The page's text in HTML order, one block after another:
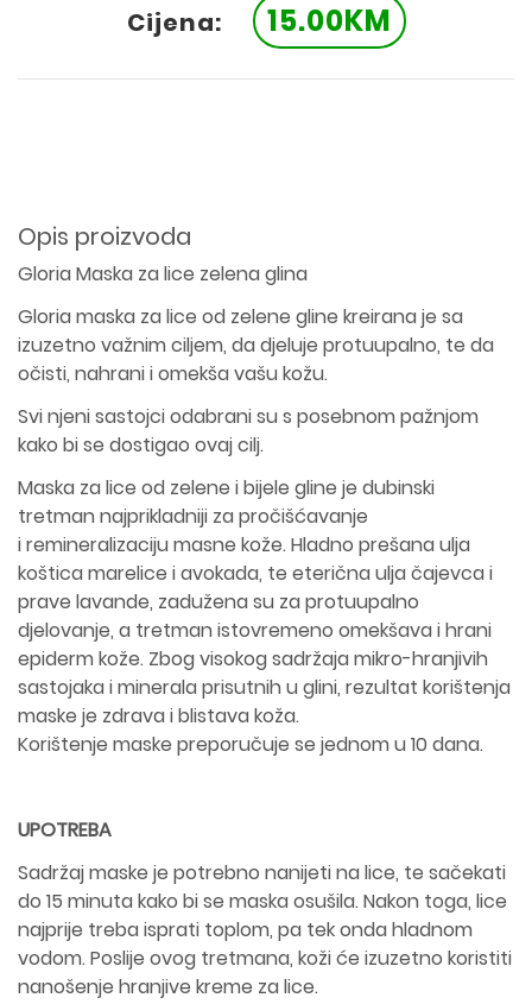
Cijena: 15.00KM
Opis proizvoda
Gloria Maska za lice zelena glina
Gloria maska za lice od zelene gline kreirana je sa
izuzetno važnim ciljem, da djeluje protuupalno, te da
očisti, nahrani i omekša vašu kožu.
Svi njeni sastojci odabrani su s posebnom pažnjom
kako bi se dostigao ovaj cilj.
Maska za lice od zelene i bijele gline je dubinski
tretman najprikladniji za pročišćavanje
i remineralizaciju masne kože. Hladno prešana ulja
koštica marelice i avokada, te eterična ulja čajevca i
prave lavande, zadužena su za protuupalno
djelovanje, a tretman istovremeno omekšava i hrani
epiderm kože. Zbog visokog sadržaja mikro-hranjivih
sastojaka i minerala prisutnih u glini, rezultat korištenja
maske je zdrava i blistava koža.
Korištenje maske preporučuje se jednom u 10 dana.
UPOTREBA
Sadržaj maske je potrebno nanijeti na lice, te sačekati
do 15 minuta kako bi se maska osušila. Nakon toga, lice
najprije treba isprati toplom, pa tek onda hladnom
vodom. Poslije ovog tretmana, koži će izuzetno koristiti
nanošenje hranjive kreme za lice.